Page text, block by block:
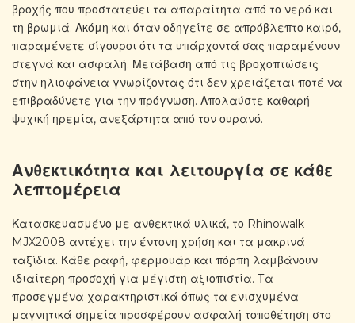
βροχής που προστατεύει τα απαραίτητα από το νερό και
τη βρωμιά. Ακόμη και όταν οδηγείτε σε απρόβλεπτο καιρό,
παραμένετε σίγουροι ότι τα υπάρχοντά σας παραμένουν
στεγνά και ασφαλή. Μετάβαση από τις βροχοπτώσεις
στην ηλιοφάνεια γνωρίζοντας ότι δεν χρειάζεται ποτέ να
επιβραδύνετε για την πρόγνωση. Απολαύστε καθαρή
ψυχική ηρεμία, ανεξάρτητα από τον ουρανό.
Ανθεκτικότητα και λειτουργία σε κάθε
λεπτομέρεια
Κατασκευασμένο με ανθεκτικά υλικά, το Rhinowalk
MJX2008 αντέχει την έντονη χρήση και τα μακρινά
ταξίδια. Κάθε ραφή, φερμουάρ και πόρπη λαμβάνουν
ιδιαίτερη προσοχή για μέγιστη αξιοπιστία. Τα
προσεγμένα χαρακτηριστικά όπως τα ενισχυμένα
μαγνητικά σημεία προσφέρουν ασφαλή τοποθέτηση στο